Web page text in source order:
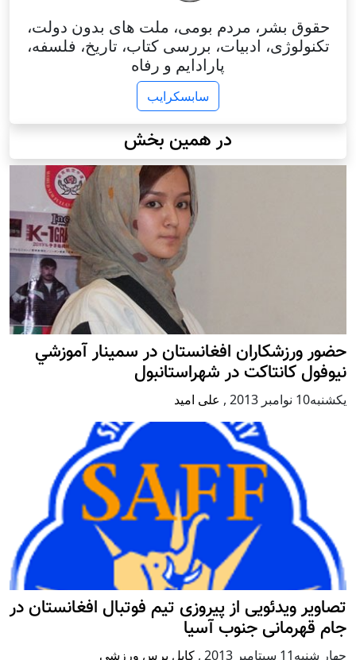
حقوق بشر، مردم بومی، ملت های بدون دولت،
تکنولوژی، ادبیات، بررسی کتاب، تاریخ، فلسفه،
پارادایم و رفاه
سابسکرایب
در همین بخش
حضور ورزشکاران افغانستان در سمينار آموزشي
نيوفول كانتاكت در شهراستانبول
يكشنبه10 نوامبر 2013 , علی امید
تصاویر ویدئویی از پیروزی تیم فوتبال افغانستان در
جام قهرمانی جنوب آسیا
چهار شنبه11 سپتامبر 2013 , کابل پرس ورزشی